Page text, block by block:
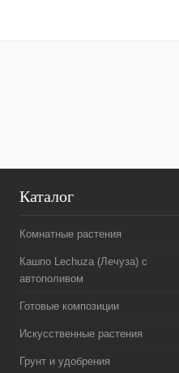
Каталог
Комнатные растения
Кашпо Lechuza (Лечуза) с
автополивом
Готовые композиции
Искусственные растения
Грунт и удобрения